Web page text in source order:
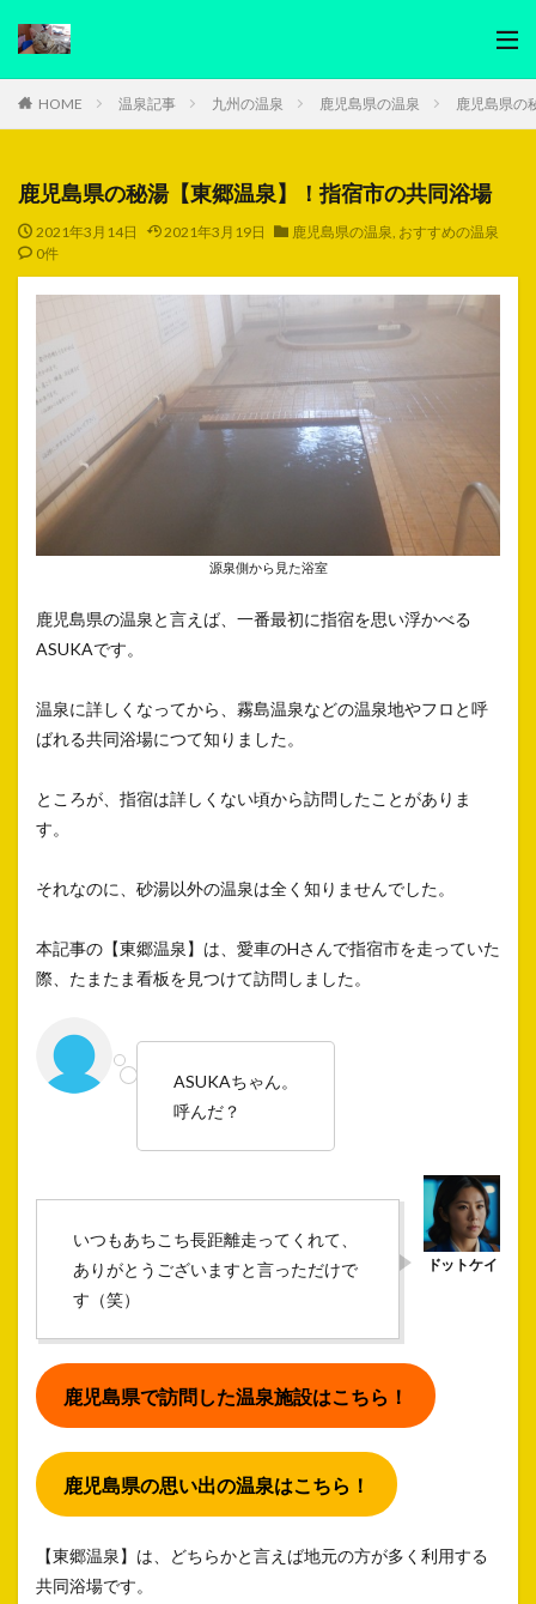
HOME 温泉記事 九州の温泉 鹿児島県の温泉 鹿児島県の
鹿児島県の秘湯【東郷温泉】！指宿市の共同浴場
2021年3月14日 2021年3月19日 鹿児島県の温泉, おすすめの温泉
0件
源泉側から見た浴室
鹿児島県の温泉と言えば、一番最初に指宿を思い浮かべる
ASUKAです。
温泉に詳しくなってから、霧島温泉などの温泉地やフロと呼
ばれる共同浴場につて知りました。
ところが、指宿は詳しくない頃から訪問したことがありま
す。
それなのに、砂湯以外の温泉は全く知りませんでした。
本記事の【東郷温泉】は、愛車のHさんで指宿市を走っていた
際、たまたま看板を見つけて訪問しました。
ASUKAちゃん。
呼んだ？
いつもあちこち長距離走ってくれて、
ありがとうございますと言っただけで
す（笑）
鹿児島県で訪問した温泉施設はこちら！
鹿児島県の思い出の温泉はこちら！
【東郷温泉】は、どちらかと言えば地元の方が多く利用する
共同浴場です。